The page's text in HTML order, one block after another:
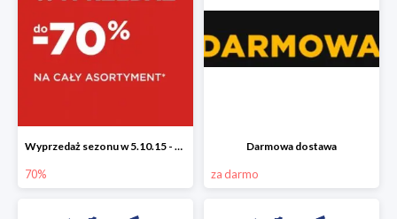
Wyprzedaż sezonu w 5.10.15 - cały asortyment -70%
70%
Darmowa dostawa
za darmo